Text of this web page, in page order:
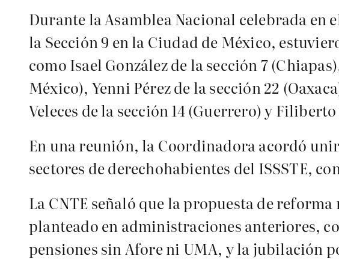
Durante la Asamblea Nacional celebrada en
la Sección 9 en la Ciudad de México,
como Isael González de la sección 7
México), Yenni Pérez de la sección 22
Veleces de la sección 14 (Guerrero) y
En una reunión, la Coordinadora acordó
sectores de derechohabientes del ISSSTE,
La CNTE señaló que la propuesta de
planteado en administraciones anteriores,
pensiones sin Afore ni UMA, y la jubilación